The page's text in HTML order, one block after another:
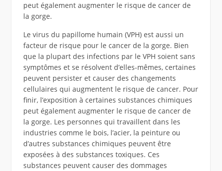
peut également augmenter le risque de cancer de
la gorge.
Le virus du papillome humain (VPH) est aussi un
facteur de risque pour le cancer de la gorge. Bien
que la plupart des infections par le VPH soient sans
symptômes et se résolvent d’elles-mêmes, certaines
peuvent persister et causer des changements
cellulaires qui augmentent le risque de cancer. Pour
finir, l’exposition à certaines substances chimiques
peut également augmenter le risque de cancer de
la gorge. Les personnes qui travaillent dans les
industries comme le bois, l’acier, la peinture ou
d’autres substances chimiques peuvent être
exposées à des substances toxiques. Ces
substances peuvent causer des dommages